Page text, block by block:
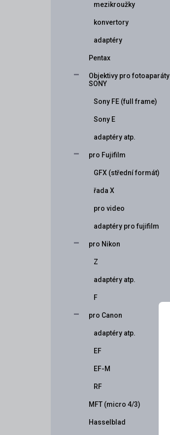
mezikroužky
konvertory
adaptéry
Pentax
Objektivy pro fotoaparáty
SONY
Sony FE (full frame)
Sony E
adaptéry atp.
pro Fujifilm
GFX (střední formát)
řada X
pro video
adaptéry pro fujifilm
pro Nikon
Z
adaptéry atp.
F
pro Canon
adaptéry atp.
EF
EF-M
RF
MFT (micro 4/3)
Hasselblad